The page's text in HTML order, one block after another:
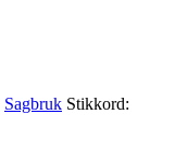
Sagbruk Stikkord: